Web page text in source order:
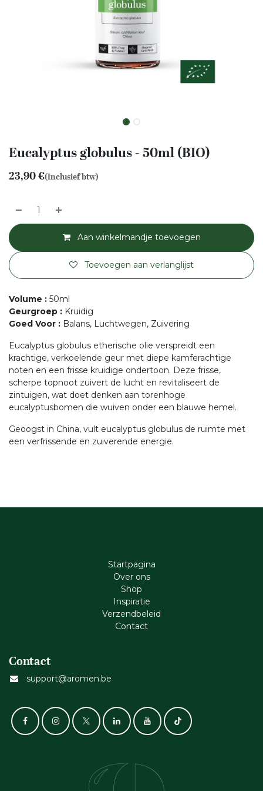
Eucalyptus globulus - 50ml (BIO)
23,90€(Inclusief btw)
Aan winkelmandje toevoegen
Toevoegen aan verlanglijst
Volume : 50ml
Geurgroep : Kruidig
Goed Voor : Balans, Luchtwegen, Zuivering
Eucalyptus globulus etherische olie verspreidt een
krachtige, verkoelende geur met diepe kamferachtige
noten en een frisse kruidige ondertoon. Deze frisse,
scherpe topnoot zuivert de lucht en revitaliseert de
zintuigen, wat doet denken aan torenhoge
eucalyptusbomen die wuiven onder een blauwe hemel.
Geoogst in China, vult eucalyptus globulus de ruimte met
een verfrissende en zuiverende energie.
Startpagina
Ove​r​ ons
Shop
Inspiratie
Verzendbeleid
Cont​act
Contact
support@aromen.be